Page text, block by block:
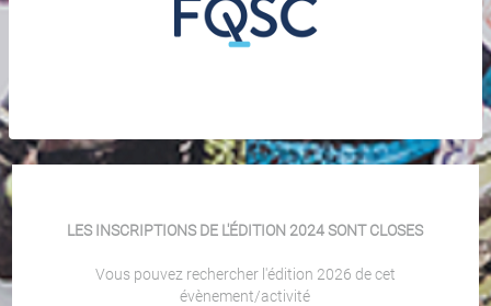
LES INSCRIPTIONS DE L'ÉDITION 2024 SONT CLOSES
Vous pouvez rechercher l'édition 2026 de cet
évènement/activité